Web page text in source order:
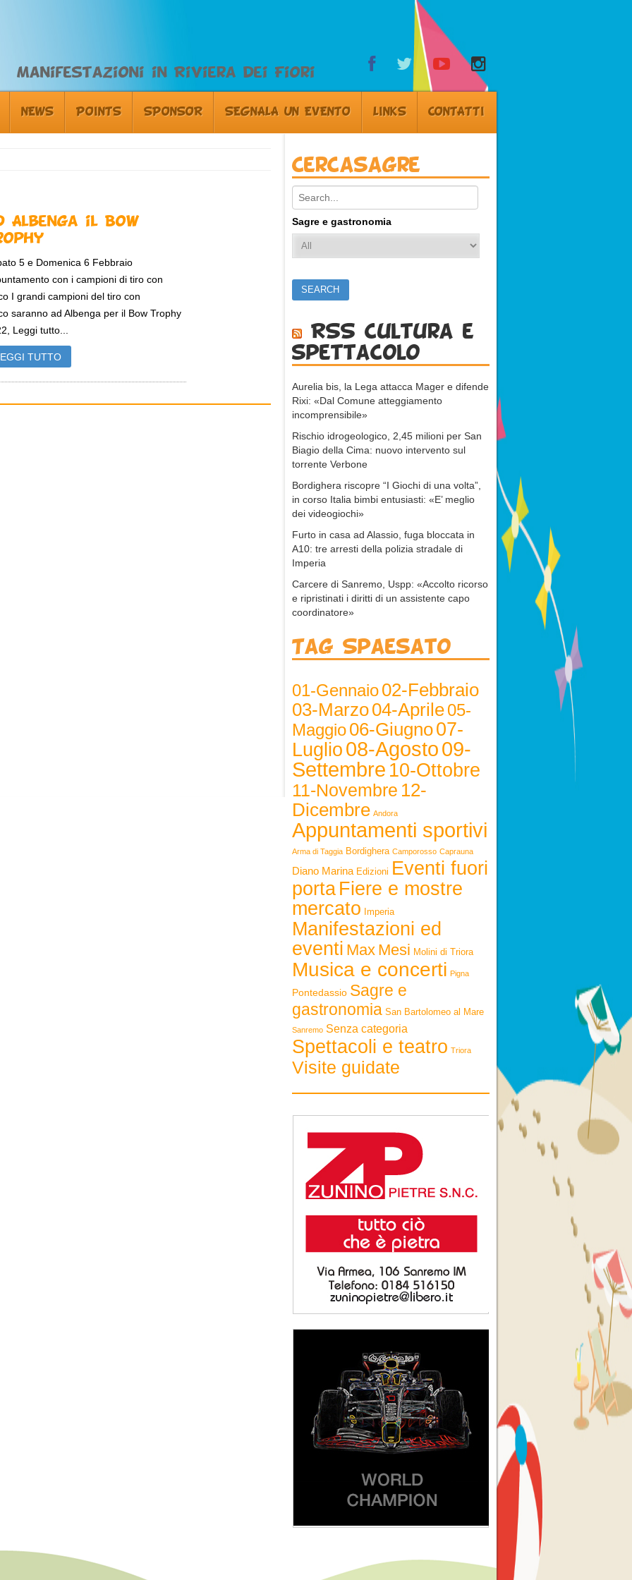
Manifestazioni in Riviera dei Fiori
NEWS POINTS SPONSOR SEGNALA UN EVENTO LINKS CONTATTI
Albenga il Bow
5 e Domenica 6 Febbraio
con i campioni di tiro con
I grandi campioni del tiro con
saranno ad Albenga per il Bow Trophy
Leggi tutto...
TUTTO
Cercasagre
Search:
Sagre e gastronomia
RSS cultura e
spettacolo
Aurelia bis, la Lega attacca Mager e difende
Rixi: «Dal Comune atteggiamento
incomprensibile»
Rischio idrogeologico, 2,45 milioni per San
Biagio della Cima: nuovo intervento sul
torrente Verbone
Bordighera riscopre “I Giochi di una volta”,
in corso Italia bimbi entusiasti: «E’ meglio
dei videogiochi»
Furto in casa ad Alassio, fuga bloccata in
A10: tre arresti della polizia stradale di
Imperia
Carcere di Sanremo, Uspp: «Accolto ricorso
e ripristinati i diritti di un assistente capo
coordinatore»
Tag Spaesato
01-Gennaio02-Febbraio
03-Marzo04-Aprile05-
Maggio06-Giugno07-
Luglio 08-Agosto09-
Settembre 10-Ottobre
11-Novembre 12-
Dicembre Andora
Appuntamenti sportivi
Arma di Taggia Bordighera Camporosso Caprauna
Diano Marina Edizioni Eventi fuori
porta Fiere e mostre
mercato
Imperia
Manifestazioni ed
eventi Max Mesi Molini di Triora
Musica e concerti Pigna
Pontedassio Sagre e
gastronomia San Bartolomeo al Mare
Sanremo Senza categoria
Spettacoli e teatro Triora
Visite guidate